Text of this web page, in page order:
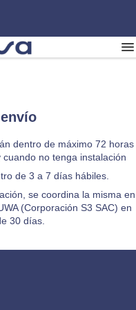
dentro de máximo 72 horas
no tenga instalación
de 3 a 7 días hábiles.
se coordina la misma en
(Corporación S3 SAC) en
30 días.